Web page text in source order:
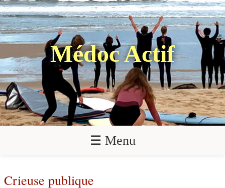
Médoc Actif
☰ Menu
Crieuse publique